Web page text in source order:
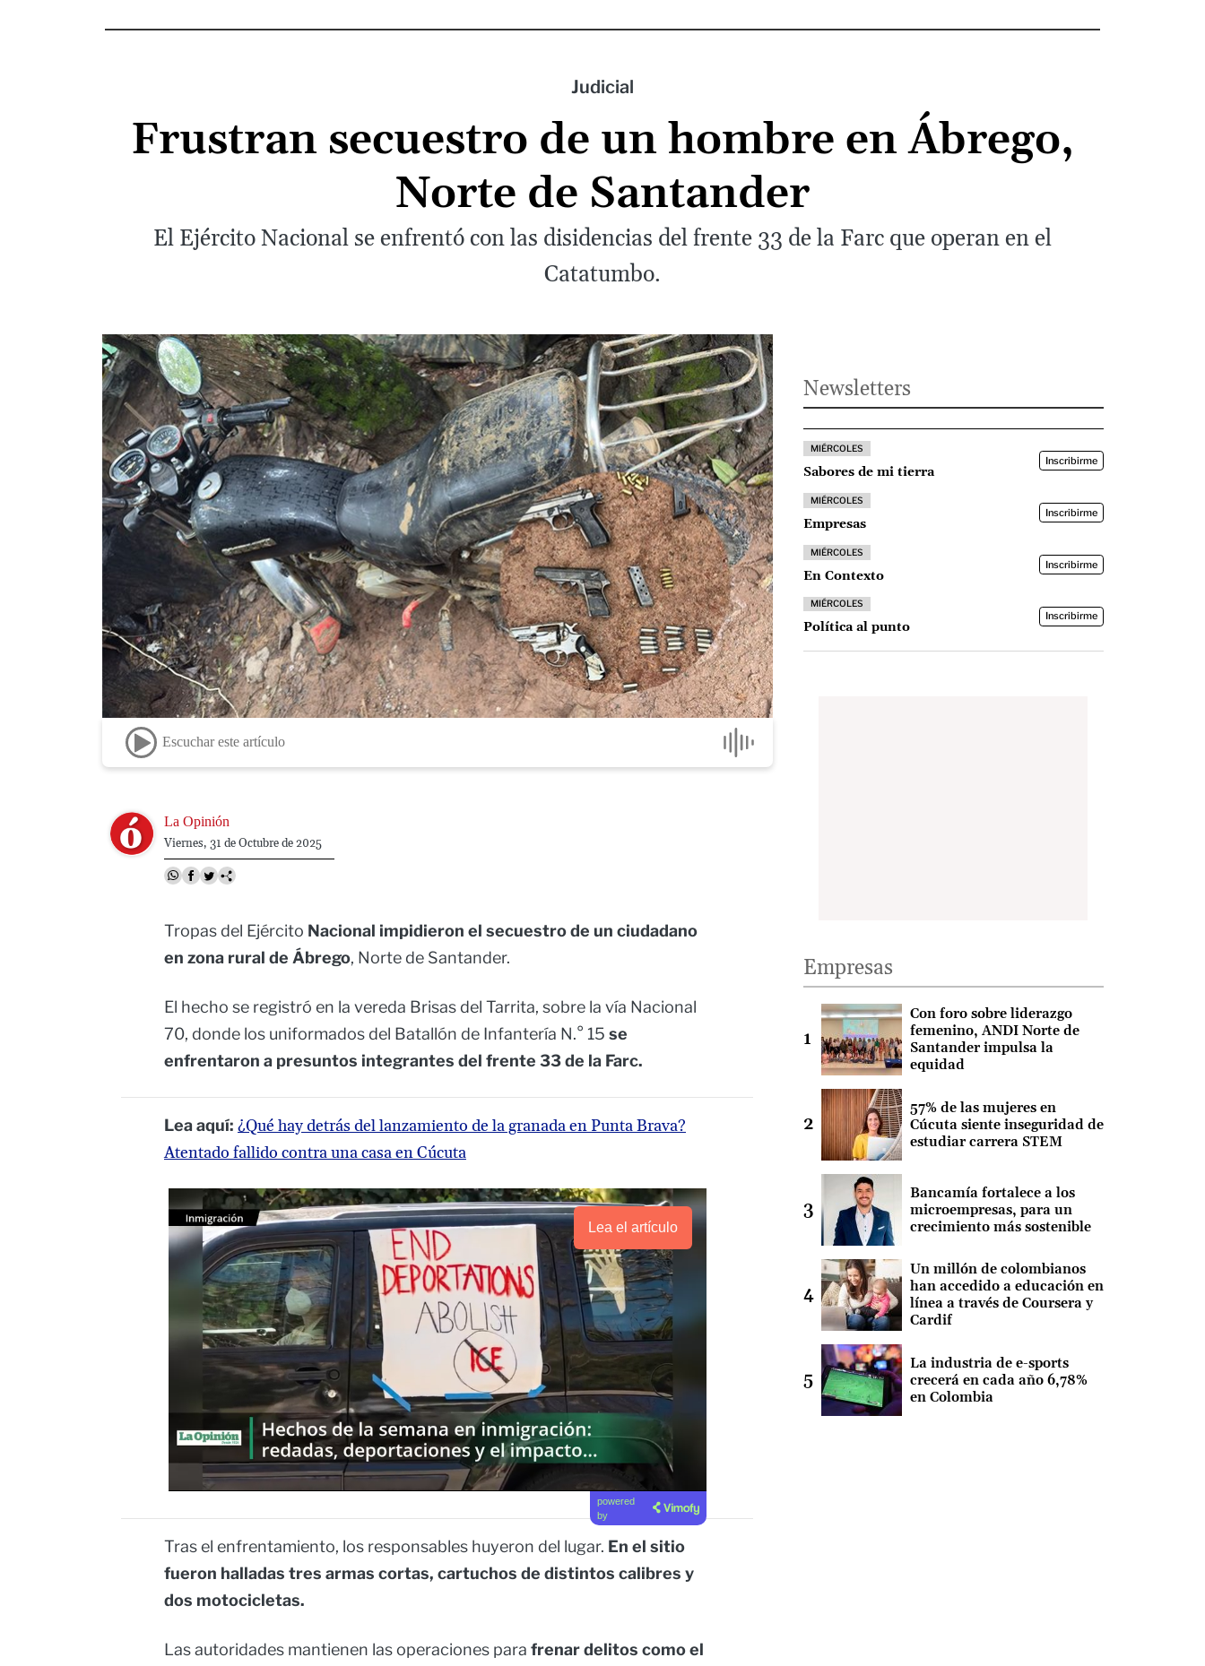
Judicial
Frustran secuestro de un hombre en Ábrego,
Norte de Santander
El Ejército Nacional se enfrentó con las disidencias del frente 33 de la Farc que operan en el
Catatumbo.
Escuchar este artículo
Image La Opinión
Viernes, 31 de Octubre de 2025
Tropas del Ejército Nacional impidieron el secuestro de un ciudadano
en zona rural de Ábrego, Norte de Santander.
El hecho se registró en la vereda Brisas del Tarrita, sobre la vía Nacional
70, donde los uniformados del Batallón de Infantería N.° 15 se
enfrentaron a presuntos integrantes del frente 33 de la Farc.
Lea aquí: ¿Qué hay detrás del lanzamiento de la granada en Punta Brava?
Atentado fallido contra una casa en Cúcuta
Lea el artículo
powered
by
Tras el enfrentamiento, los responsables huyeron del lugar. En el sitio
fueron halladas tres armas cortas, cartuchos de distintos calibres y
dos motocicletas.
Las autoridades mantienen las operaciones para frenar delitos como el
Newsletters
MIÉRCOLES
Sabores de mi tierra
Inscribirme
MIÉRCOLES
Empresas
Inscribirme
MIÉRCOLES
En Contexto
Inscribirme
MIÉRCOLES
Política al punto
Inscribirme
Empresas
Con foro sobre liderazgo
femenino, ANDI Norte de
Santander impulsa la
equidad
57% de las mujeres en
Cúcuta siente inseguridad de
estudiar carrera STEM
Bancamía fortalece a los
microempresas, para un
crecimiento más sostenible
Un millón de colombianos
han accedido a educación en
línea a través de Coursera y
Cardif
La industria de e-sports
crecerá en cada año 6,78%
en Colombia